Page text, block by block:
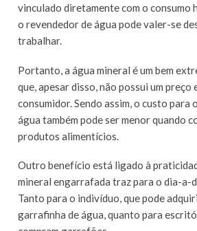
vinculado diretamente com o consumo
o revendedor de água pode valer-se
trabalhar.
Portanto, a água mineral é um bem
que, apesar disso, não possui um preço
consumidor. Sendo assim, o custo para
água também pode ser menor quando
produtos alimentícios.
Outro benefício está ligado à
mineral engarrafada traz para o dia-a-
Tanto para o indivíduo, que pode
garrafinha de água, quanto para